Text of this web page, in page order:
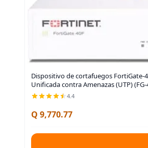
Dispositivo de cortafuegos FortiGate-
Unificada contra Amenazas (UTP) (FG-
4.4
Q 9,770.77